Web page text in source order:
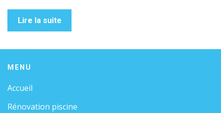
Lire la suite
MENU
Accueil
Rénovation piscine